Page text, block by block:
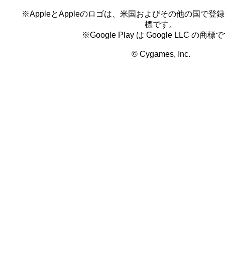
※AppleとAppleのロゴは、米国およびその他の国で登
標です。
※Google Play は Google LLC の商標で
© Cygames, Inc.